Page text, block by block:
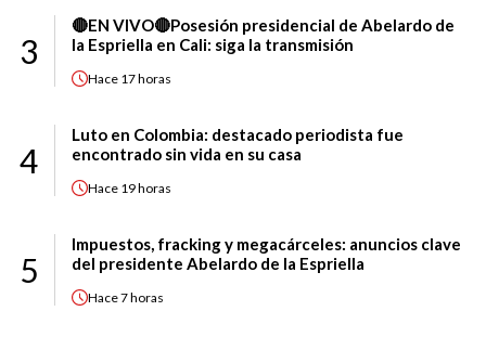
3
🔴EN VIVO🔴Posesión presidencial de Abelardo de
la Espriella en Cali: siga la transmisión
Hace 17 horas
4
Luto en Colombia: destacado periodista fue
encontrado sin vida en su casa
Hace 19 horas
5
Impuestos, fracking y megacárceles: anuncios clave
del presidente Abelardo de la Espriella
Hace7 horas